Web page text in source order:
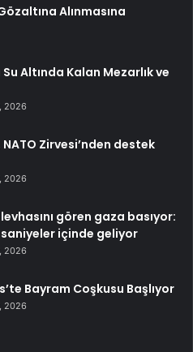
Alınmasına
Altında Kalan Mezarlık ve
2026
Zirvesi’nden destek
2026
gören gaza basıyor:
saniyeler içinde geliyor
2026
Bayram Coşkusu Başlıyor
2026